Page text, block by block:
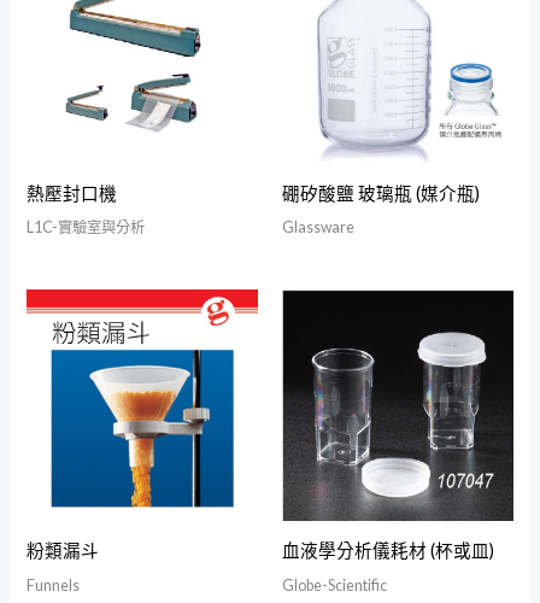
熱壓封口機
L1C-實驗室與分析
硼矽酸鹽 玻璃瓶 (媒介瓶)
Glassware
粉類漏斗
Funnels
血液學分析儀耗材 (杯或皿)
Globe-Scientific